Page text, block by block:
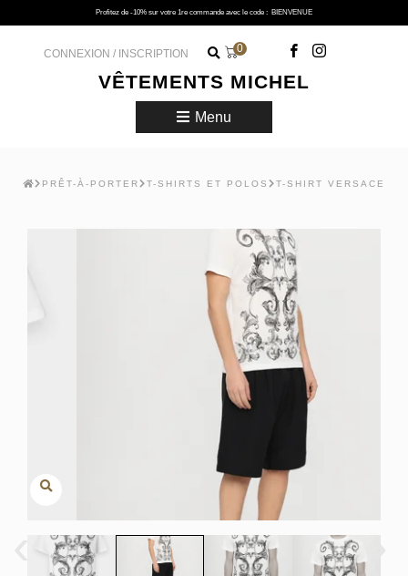
Profitez de -10% sur votre 1re commande avec le code : BIENVENUE
VÊTEMENTS MICHEL
CONNEXION / INSCRIPTION 0
Menu
PRÊT-À-PORTER T-SHIRTS ET POLOS T-SHIRT VERSACE
›